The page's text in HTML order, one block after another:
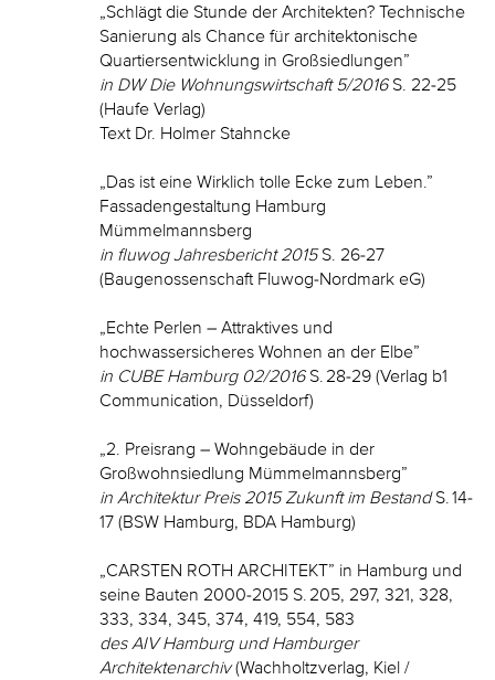
„Schlägt die Stunde der Architekten? Technische
Sanierung als Chance für architektonische
Quartiersentwicklung in Großsiedlungen”
in DW Die Wohnungswirtschaft 5/2016S. 22-25
(Haufe Verlag)
Text Dr. Holmer Stahncke
„Das ist eine Wirklich tolle Ecke zum Leben.”
Fassadengestaltung Hamburg
Mümmelmannsberg
in fluwog Jahresbericht 2015S. 26-27
(Baugenossenschaft Fluwog-Nordmark eG)
„Echte Perlen – Attraktives und
hochwassersicheres Wohnen an der Elbe”
in CUBE Hamburg 02/2016S. 28-29 (Verlag b1
Communication, Düsseldorf)
„2. Preisrang – Wohngebäude in der
Großwohnsiedlung Mümmelmannsberg”
in Architektur Preis 2015 Zukunft im BestandS. 14-
17 (BSW Hamburg, BDA Hamburg)
„CARSTEN ROTH ARCHITEKT” in Hamburg und
seine Bauten 2000-2015 S. 205, 297, 321, 328,
333, 334, 345, 374, 419, 554, 583
des AIV Hamburg und Hamburger
Architektenarchiv(Wachholtzverlag, Kiel /